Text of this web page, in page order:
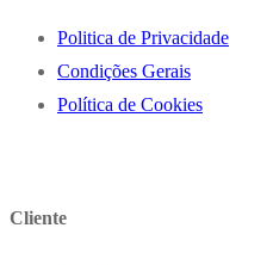
Politica de Privacidade
Condições Gerais
Política de Cookies
Cliente